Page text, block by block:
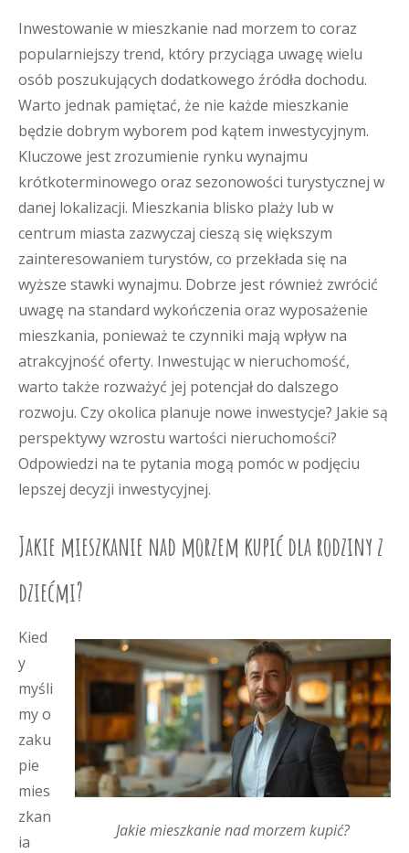
Inwestowanie w mieszkanie nad morzem to coraz
popularniejszy trend, który przyciąga uwagę wielu
osób poszukujących dodatkowego źródła dochodu.
Warto jednak pamiętać, że nie każde mieszkanie
będzie dobrym wyborem pod kątem inwestycyjnym.
Kluczowe jest zrozumienie rynku wynajmu
krótkoterminowego oraz sezonowości turystycznej w
danej lokalizacji. Mieszkania blisko plaży lub w
centrum miasta zazwyczaj cieszą się większym
zainteresowaniem turystów, co przekłada się na
wyższe stawki wynajmu. Dobrze jest również zwrócić
uwagę na standard wykończenia oraz wyposażenie
mieszkania, ponieważ te czynniki mają wpływ na
atrakcyjność oferty. Inwestując w nieruchomość,
warto także rozważyć jej potencjał do dalszego
rozwoju. Czy okolica planuje nowe inwestycje? Jakie są
perspektywy wzrostu wartości nieruchomości?
Odpowiedzi na te pytania mogą pomóc w podjęciu
lepszej decyzji inwestycyjnej.
Jakie mieszkanie nad morzem kupić dla rodziny z
dziećmi?
Jakie mieszkanie nad morzem kupić?
Kied
y
myśli
my o
zaku
pie
mies
zkan
ia